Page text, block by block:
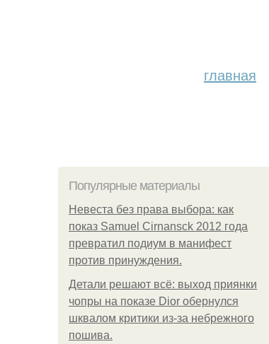
главная
Популярные материалы
Невеста без права выбора: как
показ Samuel Cirnansck 2012 года
превратил подиум в манифест
против принуждения.
Детали решают всё: выход приянки
чопры на показе Dior обернулся
шквалом критики из-за небрежного
пошива.